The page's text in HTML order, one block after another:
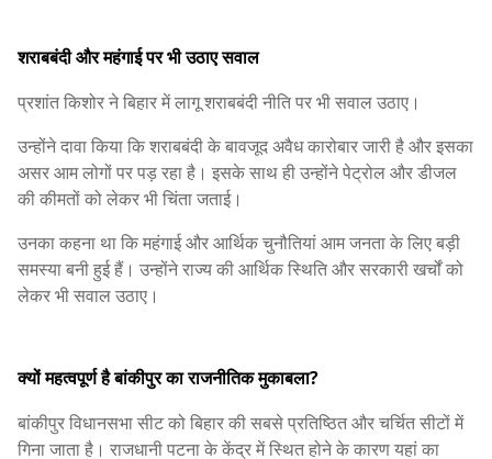
शराबबंदी और महंगाई पर भी उठाए सवाल
प्रशांत किशोर ने बिहार में लागू शराबबंदी नीति पर भी सवाल उठाए।
उन्होंने दावा किया कि शराबबंदी के बावजूद अवैध कारोबार जारी है और इसका
असर आम लोगों पर पड़ रहा है। इसके साथ ही उन्होंने पेट्रोल और डीजल
की कीमतों को लेकर भी चिंता जताई।
उनका कहना था कि महंगाई और आर्थिक चुनौतियां आम जनता के लिए बड़ी
समस्या बनी हुई हैं। उन्होंने राज्य की आर्थिक स्थिति और सरकारी खर्चों को
लेकर भी सवाल उठाए।
क्यों महत्वपूर्ण है बांकीपुर का राजनीतिक मुकाबला?
बांकीपुर विधानसभा सीट को बिहार की सबसे प्रतिष्ठित और चर्चित सीटों में
गिना जाता है। राजधानी पटना के केंद्र में स्थित होने के कारण यहां का